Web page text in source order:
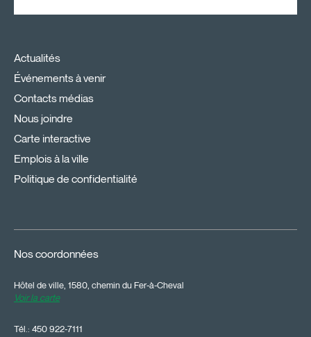
Actualités
Événements à venir
Contacts médias
Nous joindre
Carte interactive
Emplois à la ville
Politique de confidentialité
Nos coordonnées
Hôtel de ville, 1580, chemin du Fer-à-Cheval
Voir la carte
Tél.: 450 922-7111